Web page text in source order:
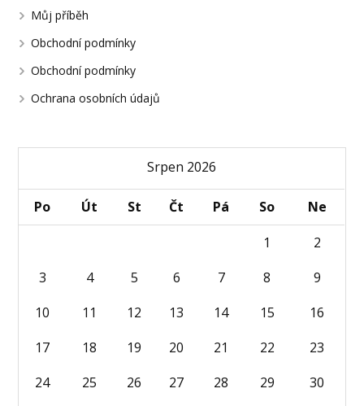
Můj příběh
Obchodní podmínky
Obchodní podmínky
Ochrana osobních údajů
Srpen 2026
Po Út St Čt Pá So
Ne
1
2
3
4 5 6 7 8
9
10
11 12 13 14 15
16
17
18 19 20 21 22
23
24
25 26 27 28 29
30